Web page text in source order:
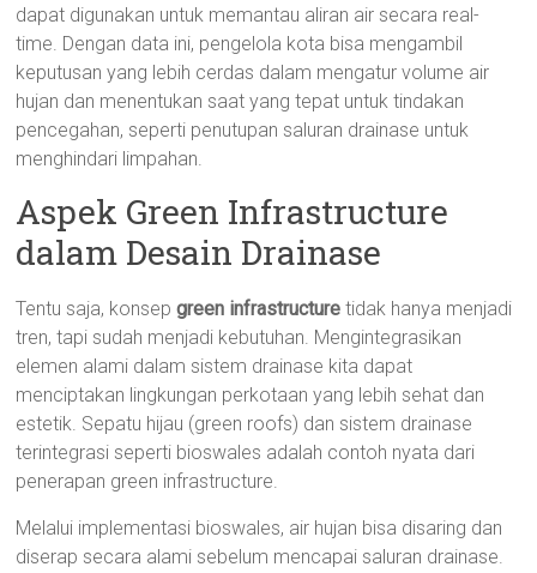
dapat digunakan untuk memantau aliran air secara real-
time. Dengan data ini, pengelola kota bisa mengambil
keputusan yang lebih cerdas dalam mengatur volume air
hujan dan menentukan saat yang tepat untuk tindakan
pencegahan, seperti penutupan saluran drainase untuk
menghindari limpahan.
Aspek Green Infrastructure
dalam Desain Drainase
Tentu saja, konsepgreen infrastructure tidak hanya menjadi
tren, tapi sudah menjadi kebutuhan. Mengintegrasikan
elemen alami dalam sistem drainase kita dapat
menciptakan lingkungan perkotaan yang lebih sehat dan
estetik. Sepatu hijau (green roofs) dan sistem drainase
terintegrasi seperti bioswales adalah contoh nyata dari
penerapan green infrastructure.
Melalui implementasi bioswales, air hujan bisa disaring dan
diserap secara alami sebelum mencapai saluran drainase.